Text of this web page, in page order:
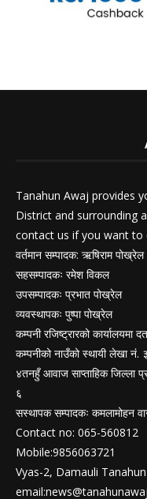
Tanahun Awaj provides
District and surrounding
contact us if you want to
वर्तमान सम्पादक: ऋषिराम पोख्रेल
सहसम्पादकः रमेश विकल
उपसम्पादकः प्रभात पोख्रेल
व्यवस्थापकः पुष्पा पोख्रेल
कम्पनी रजिष्ट्रारको
कम्पनीको नाउँको स्थायी लेखा
४तनहुँ आवाज साप्ताहिक जिल्ला
६
सस्थापक सम्पादकः कमलामोहन
Contact no: 065-560812
Mobile:9856063721
Vyas-2, Damauli Tanahun
email: